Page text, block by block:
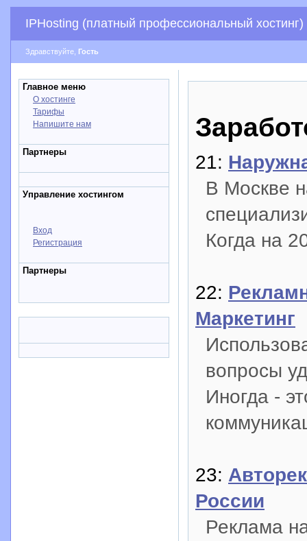
IPHosting (платный профессиональный хостинг)
Здравствуйте, Гость
Главное меню
О хостинге
Тарифы
Напишите нам
Партнеры
Управление хостингом
Вход
Регистрация
Партнеры
21:
В Москве
Когда на
22:
Маркетинг
вопросы
Иногда -
23:
России
Реклама